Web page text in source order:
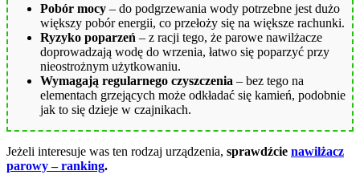
Pobór mocy – do podgrzewania wody potrzebne jest dużo
większy pobór energii, co przełoży się na większe rachunki.
Ryzyko poparzeń – z racji tego, że parowe nawilżacze
doprowadzają wodę do wrzenia, łatwo się poparzyć przy
nieostrożnym użytkowaniu.
Wymagają regularnego czyszczenia – bez tego na
elementach grzejących może odkładać się kamień, podobnie
jak to się dzieje w czajnikach.
Jeżeli interesuje was ten rodzaj urządzenia, sprawdźcie nawilżacz
parowy – ranking.